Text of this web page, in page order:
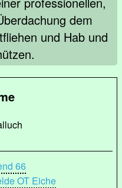
dem
und Hab und
66
OT Eiche